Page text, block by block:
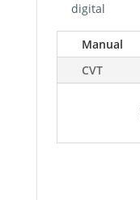
digital
Manual
CVT